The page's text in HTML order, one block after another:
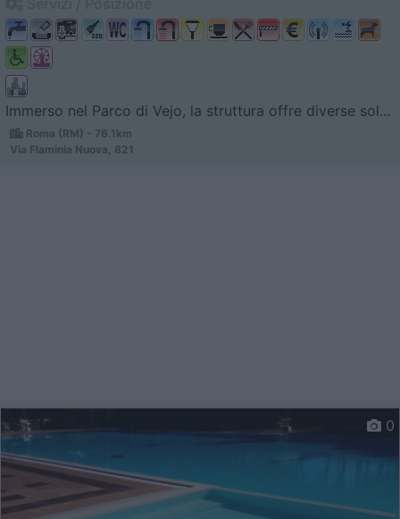
Immerso nel Parco di Vejo, la struttura offre diverse sol...
Roma (RM) - 76.1km
Via Flaminia Nuova, 821
0